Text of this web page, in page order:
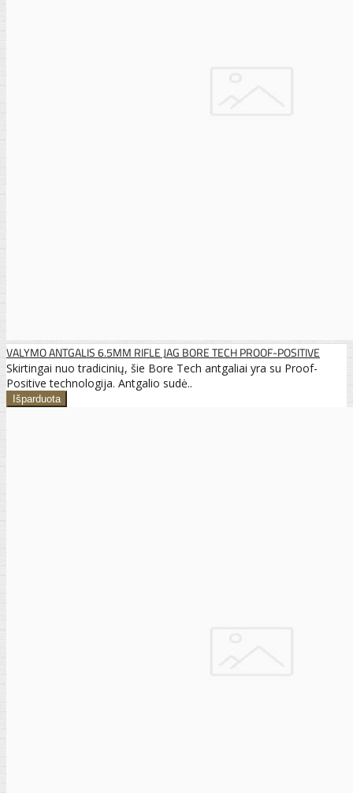
VALYMO ANTGALIS 6.5MM RIFLE JAG BORE TECH PROOF-POSITIVE
Skirtingai nuo tradicinių, šie Bore Tech antgaliai yra su Proof-
Positive technologija. Antgalio sudė..